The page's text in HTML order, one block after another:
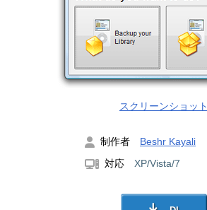
スクリーンショット
制作者 Beshr Kayali
対応 XP/Vista/7